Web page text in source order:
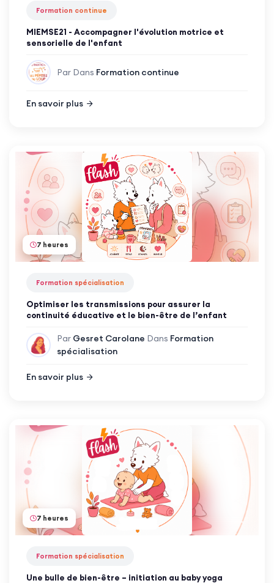
Formation continue
MIEMSE21 - Accompagner l'évolution motrice et
sensorielle de l'enfant
Par Dans Formation continue
En savoir plus
7 heures
Formation spécialisation
Optimiser les transmissions pour assurer la
continuité éducative et le bien-être de l’enfant
Par Gesret Carolane Dans Formation
spécialisation
En savoir plus
7 heures
Formation spécialisation
Une bulle de bien-être – initiation au baby yoga